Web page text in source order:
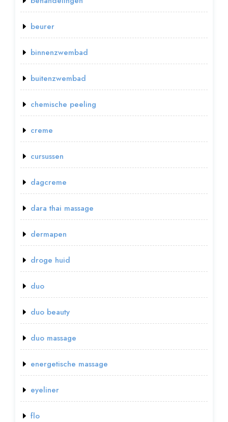
beurer
binnenzwembad
buitenzwembad
chemische peeling
creme
cursussen
dagcreme
dara thai massage
dermapen
droge huid
duo
duo beauty
duo massage
energetische massage
eyeliner
flo